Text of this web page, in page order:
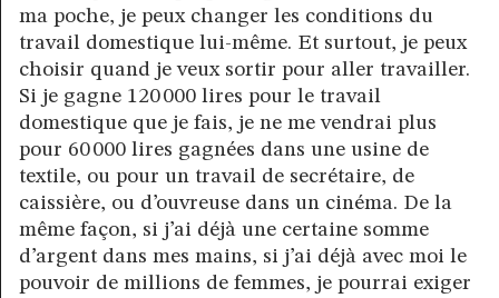
ma poche, je peux changer les conditions du
travail domestique lui-même. Et surtout, je peux
choisir quand je veux sortir pour aller travailler.
Si je gagne 120 000 lires pour le travail
domestique que je fais, je ne me vendrai plus
pour 60 000 lires gagnées dans une usine de
textile, ou pour un travail de secrétaire, de
caissière, ou d’ouvreuse dans un cinéma. De la
même façon, si j’ai déjà une certaine somme
d’argent dans mes mains, si j’ai déjà avec moi le
pouvoir de millions de femmes, je pourrai exiger